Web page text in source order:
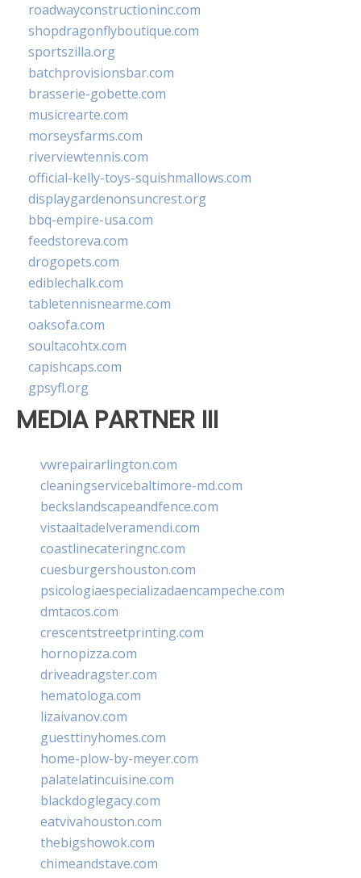
roadwayconstructioninc.com
shopdragonflyboutique.com
sportszilla.org
batchprovisionsbar.com
brasserie-gobette.com
musicrearte.com
morseysfarms.com
riverviewtennis.com
official-kelly-toys-squishmallows.com
displaygardenonsuncrest.org
bbq-empire-usa.com
feedstoreva.com
drogopets.com
ediblechalk.com
tabletennisnearme.com
oaksofa.com
soultacohtx.com
capishcaps.com
gpsyfl.org
MEDIA PARTNER III
vwrepairarlington.com
cleaningservicebaltimore-md.com
beckslandscapeandfence.com
vistaaltadelveramendi.com
coastlinecateringnc.com
cuesburgershouston.com
psicologiaespecializadaencampeche.com
dmtacos.com
crescentstreetprinting.com
hornopizza.com
driveadragster.com
hematologa.com
lizaivanov.com
guesttinyhomes.com
home-plow-by-meyer.com
palatelatincuisine.com
blackdoglegacy.com
eatvivahouston.com
thebigshowok.com
chimeandstave.com